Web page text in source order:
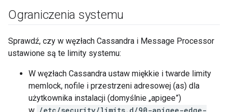
Ograniczenia systemu
Sprawdź, czy w węzłach Cassandra i Message Processor
ustawione są te limity systemu:
W węzłach Cassandra ustaw miękkie i twarde limity
memlock, nofile i przestrzeni adresowej (as) dla
użytkownika instalacji (domyślnie „apigee”)